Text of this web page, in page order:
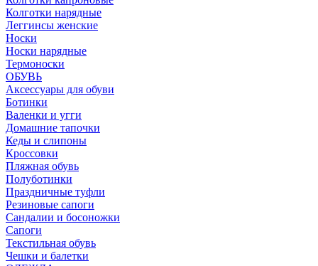
Колготки нарядные
Леггинсы женские
Носки
Носки нарядные
Термоноски
ОБУВЬ
Аксессуары для обуви
Ботинки
Валенки и угги
Домашние тапочки
Кеды и слипоны
Кроссовки
Пляжная обувь
Полуботинки
Праздничные туфли
Резиновые сапоги
Сандалии и босоножки
Сапоги
Текстильная обувь
Чешки и балетки